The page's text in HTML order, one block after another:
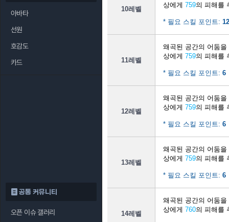
아바타
선원
호감도
카드
공통 커뮤니티
오픈 이슈 갤러리
10레벨
상에게 759의 피해를
* 필요 스킬 포인트: 12
11레벨
왜곡된 공간의 어둠
상에게 759의 피해를
* 필요 스킬 포인트: 6
12레벨
왜곡된 공간의 어둠
상에게 759의 피해를
* 필요 스킬 포인트: 6
13레벨
왜곡된 공간의 어둠
상에게 759의 피해를
* 필요 스킬 포인트: 6
14레벨
왜곡된 공간의 어둠
상에게 760의 피해를